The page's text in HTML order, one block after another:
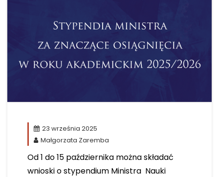
23 września 2025
Małgorzata Zaremba
Od 1 do 15 października można składać
wnioski o stypendium Ministra Nauki